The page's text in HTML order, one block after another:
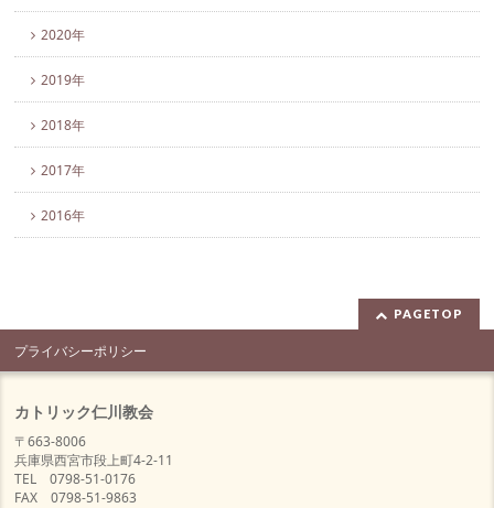
2020年
2019年
2018年
2017年
2016年
PAGETOP
プライバシーポリシー
カトリック仁川教会
〒663-8006
兵庫県西宮市段上町4-2-11
TEL 0798-51-0176
FAX 0798-51-9863